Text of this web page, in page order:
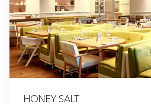
HONEY SALT